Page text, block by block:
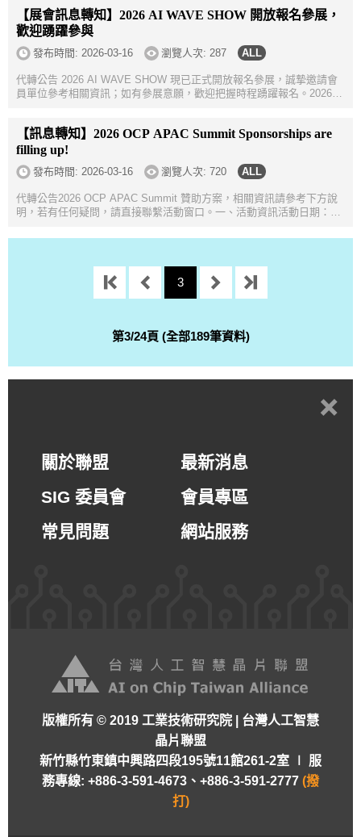
【展會訊息轉知】2026 AI WAVE SHOW 開放報名參展，
歡迎踴躍參與
發布時間: 2026-03-16 瀏覽人次: 287
代轉公告 2026 AI WAVE SHOW 現已正式開放報名參展，誠摯邀請會
員單位參考相關資訊；如有參展意願，歡迎把握時程踴躍報名。2026
【訊息轉知】2026 OCP APAC Summit Sponsorships are
filling up!
發布時間: 2026-03-16 瀏覽人次: 720
代轉公告2026 OCP APAC Summit 贊助方案，相關資訊請參考下方說
明，若有任何疑問，請直接聯繫活動窗口。一、活動資訊活動日期：
館二館（TaiNEX 2）...
3
第3/24頁 (全部189筆資料)
+
關於聯盟
最新消息
SIG 委員會
會員專區
常見問題
網站服務
版權所有 © 2019 工業技術研究院 | 台灣人工智慧
晶片聯盟
新竹縣竹東鎮中興路四段195號11館261-2室 ∣ 服
務專線: +886-3-591-4673、+886-3-591-2777 (撥
打)